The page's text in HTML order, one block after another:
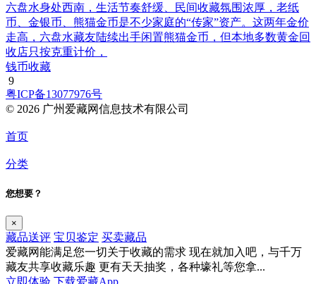
六盘水身处西南，生活节奏舒缓、民间收藏氛围浓厚，老纸
币、金银币、熊猫金币是不少家庭的“传家”资产。这两年金价
走高，六盘水藏友陆续出手闲置熊猫金币，但本地多数黄金回
收店只按克重计价，
钱币收藏
9
粤ICP备13077976号
© 2026 广州爱藏网信息技术有限公司
首页
分类
您想要？
×
藏品送评 宝贝鉴定 买卖藏品
爱藏网能满足您一切关于收藏的需求 现在就加入吧，与千万
藏友共享收藏乐趣 更有天天抽奖，各种壕礼等您拿...